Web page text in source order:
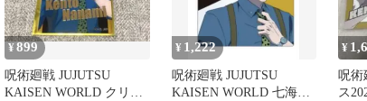
¥899
呪術廻戦 JUJUTSU
KAISEN WORLD クリア
¥ 1,222
呪術廻戦 JUJUTSU
KAISEN WORLD 七海建
¥
呪
ス